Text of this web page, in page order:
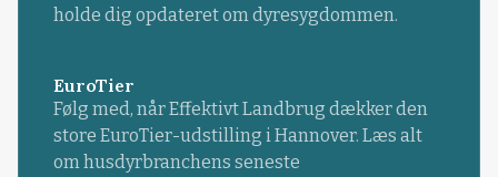
holde dig opdateret om dyresygdommen.
EuroTier
Følg med, når Effektivt Landbrug dækker den
store EuroTier-udstilling i Hannover. Læs alt
om husdyrbranchens seneste